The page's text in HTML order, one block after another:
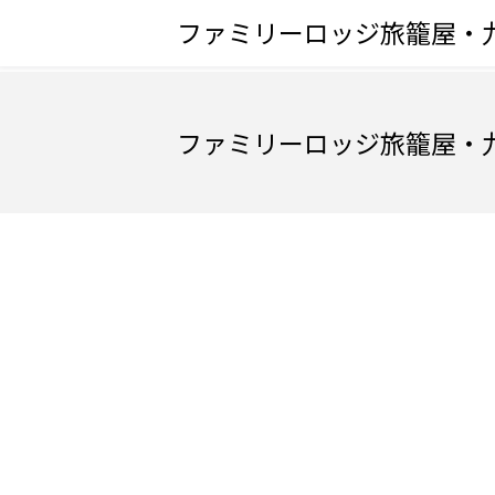
ファミリーロッジ旅籠屋・
ファミリーロッジ旅籠屋・